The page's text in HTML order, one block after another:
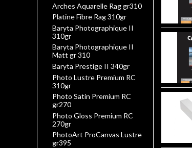
Arches Aquarelle Rag gr310
Platine Fibre Rag 310gr
Baryta Photographique II
310gr
Baryta Photographique II
Matt gr 310
Baryta Prestige II 340gr
Photo Lustre Premium RC
310gr
Photo Satin Premium RC
gr270
Photo Gloss Premium RC
270gr
PhotoArt ProCanvas Lustre
gr395